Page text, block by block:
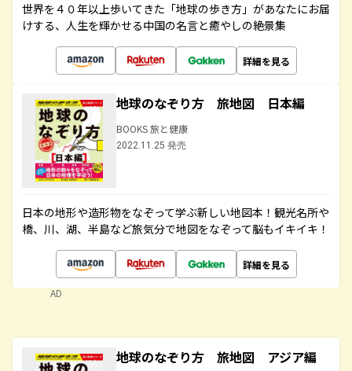
世界を４０年以上歩いてきた「地球の歩き方」があなたにお届
けする、人生を輝かせる中国の名言と癒やしの絶景集
詳細を見る
地球のなぞり方 旅地図 日本編
BOOKS 旅と健康
2022.11.25 発売
日本の地形や造形物をなぞって学ぶ新しい地図本！観光名所や
橋、川、湖、半島など旅気分で地図をなぞって脳もイキイキ！
詳細を見る
AD
地球のなぞり方 旅地図 アジア編